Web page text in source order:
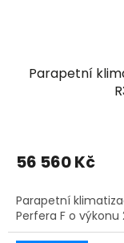
Parapetní
56 560 Kč
Parapetní
Perfera F o